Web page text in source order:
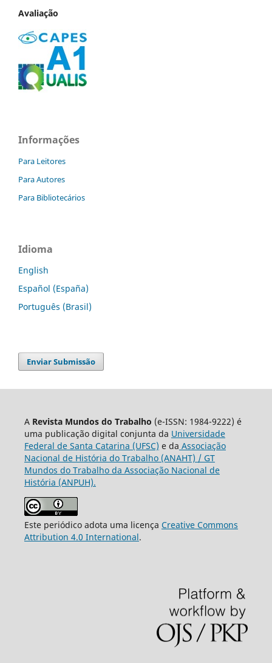
Avaliação
Informações
Para Leitores
Para Autores
Para Bibliotecários
Idioma
English
Español (España)
Português (Brasil)
Enviar Submissão
A Revista Mundos do Trabalho (e-ISSN: 1984-9222) é
uma publicação digital conjunta da Universidade
Federal de Santa Catarina (UFSC) e da Associação
Nacional de História do Trabalho (ANAHT) / GT
Mundos do Trabalho da Associação Nacional de
História (ANPUH).
Este periódico adota uma licença Creative Commons
Attribution 4.0 International.